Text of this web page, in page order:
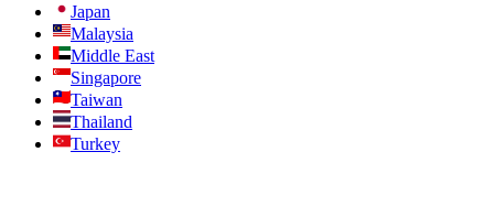
Japan
Malaysia
Middle East
Singapore
Taiwan
Thailand
Turkey